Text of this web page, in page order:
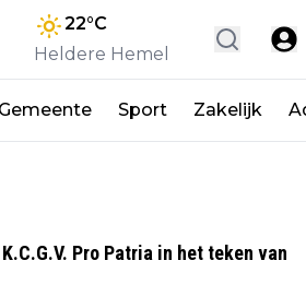
22°C
Heldere Hemel
Gemeente Sport Zakelijk
Pro Patria in het teken van